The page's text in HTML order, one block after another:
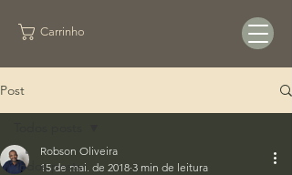
Carrinho
Post
Todos posts
Robson Oliveira
15 de mai. de 2018 3 min de leitura